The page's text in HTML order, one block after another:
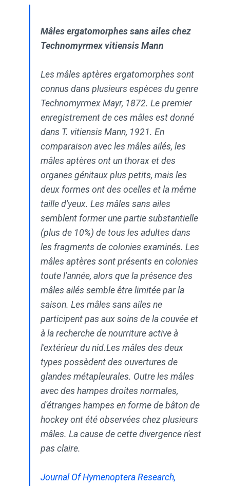
Mâles ergatomorphes sans ailes chez
Technomyrmex vitiensis Mann
Les mâles aptères ergatomorphes sont
connus dans plusieurs espèces du genre
Technomyrmex Mayr, 1872. Le premier
enregistrement de ces mâles est donné
dans T. vitiensis Mann, 1921. En
comparaison avec les mâles ailés, les
mâles aptères ont un thorax et des
organes génitaux plus petits, mais les
deux formes ont des ocelles et la même
taille d'yeux. Les mâles sans ailes
semblent former une partie substantielle
(plus de 10%) de tous les adultes dans
les fragments de colonies examinés. Les
mâles aptères sont présents en colonies
toute l'année, alors que la présence des
mâles ailés semble être limitée par la
saison. Les mâles sans ailes ne
participent pas aux soins de la couvée et
à la recherche de nourriture active à
l'extérieur du nid.Les mâles des deux
types possèdent des ouvertures de
glandes métapleurales. Outre les mâles
avec des hampes droites normales,
d'étranges hampes en forme de bâton de
hockey ont été observées chez plusieurs
mâles. La cause de cette divergence n'est
pas claire.
Journal Of Hymenoptera Research,